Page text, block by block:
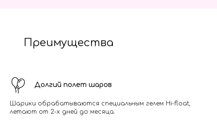
Преимущества
Долгий полет шаров
Шарики обрабатываются специальным гелем Hi-float,
летают от 2-х дней до месяца.